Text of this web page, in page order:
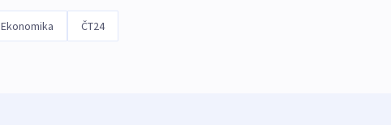
Ekonomika ČT24